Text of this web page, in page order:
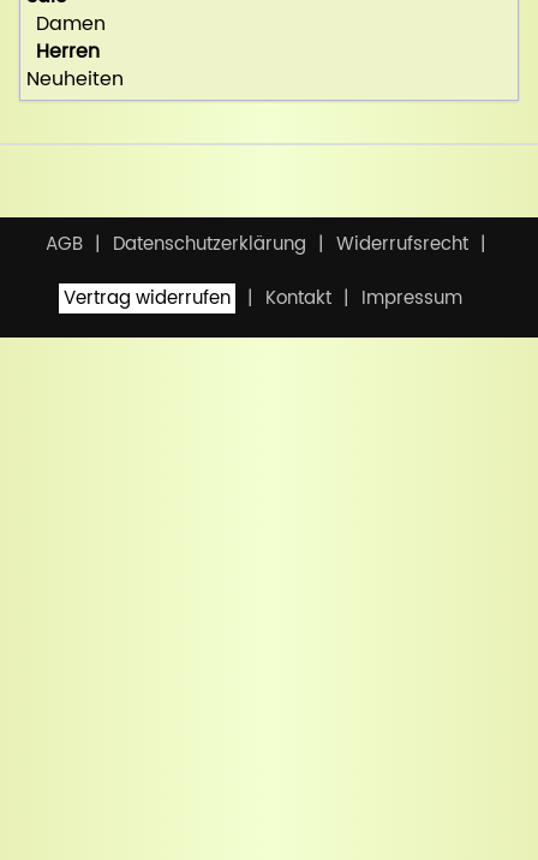
Damen
Herren
Neuheiten
AGB Datenschutzerklärung
Widerrufsrecht
Vertrag widerrufen
Kontakt Impressum